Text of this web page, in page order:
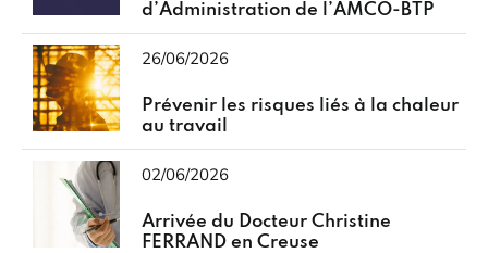
d’Administration de l’AMCO-BTP
26/06/2026
Prévenir les risques liés à la chaleur
au travail
02/06/2026
Arrivée du Docteur Christine
FERRAND en Creuse